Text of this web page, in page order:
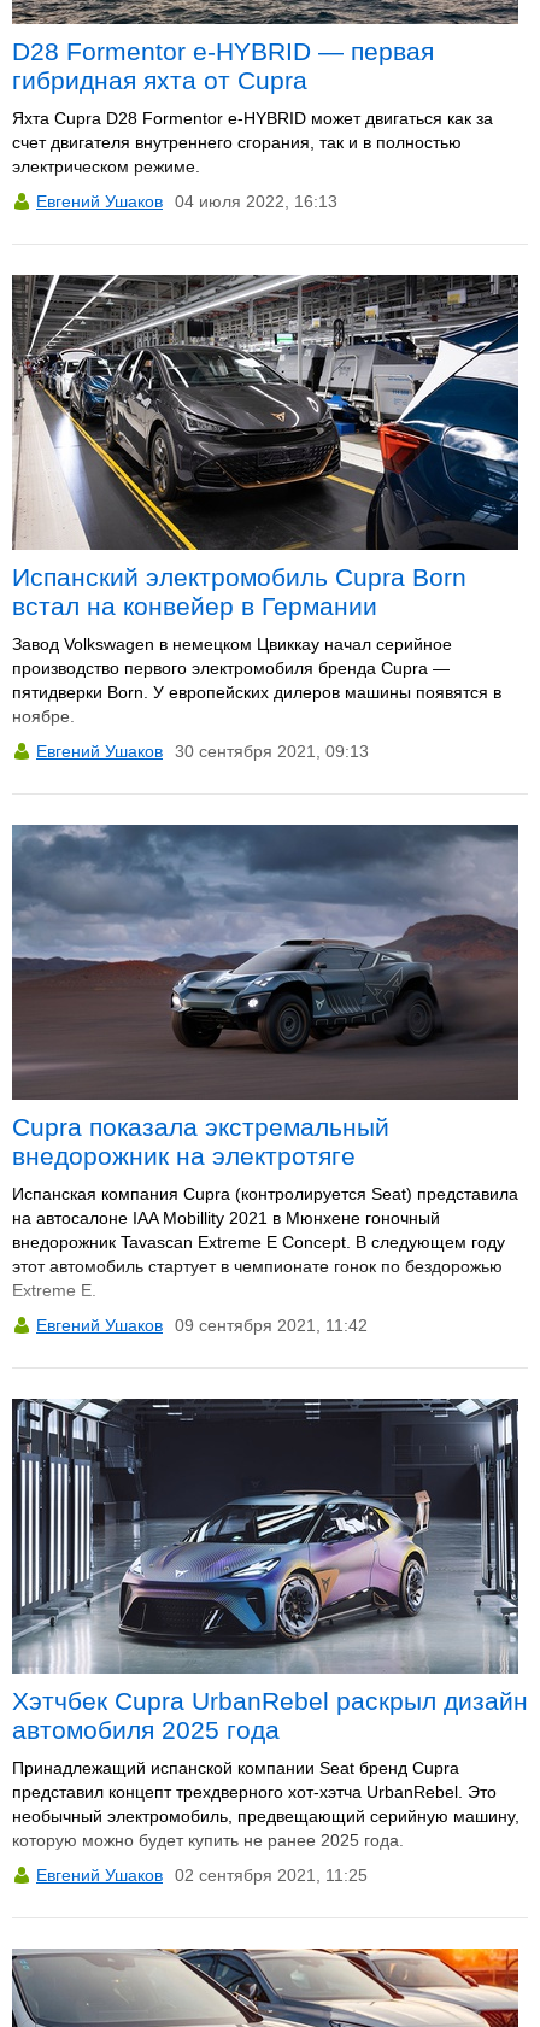
D28 Formentor e-HYBRID — первая
гибридная яхта от Cupra
Яхта Cupra D28 Formentor e-HYBRID может двигаться как за
счет двигателя внутреннего сгорания, так и в полностью
электрическом режиме.
Евгений Ушаков
04 июля 2022, 16:13
Испанский электромобиль Cupra Born
встал на конвейер в Германии
Завод Volkswagen в немецком Цвиккау начал серийное
производство первого электромобиля бренда Cupra —
пятидверки Born. У европейских дилеров машины появятся в
ноябре.
Евгений Ушаков
30 сентября 2021, 09:13
Cupra показала экстремальный
внедорожник на электротяге
Испанская компания Cupra (контролируется Seat) представила
на автосалоне IAA Mobillity 2021 в Мюнхене гоночный
внедорожник Tavascan Extreme E Concept. В следующем году
этот автомобиль стартует в чемпионате гонок по бездорожью
Extreme E.
Евгений Ушаков
09 сентября 2021, 11:42
Хэтчбек Cupra UrbanRebel раскрыл дизайн
автомобиля 2025 года
Принадлежащий испанской компании Seat бренд Cupra
представил концепт трехдверного хот-хэтча UrbanRebel. Это
необычный электромобиль, предвещающий серийную машину,
которую можно будет купить не ранее 2025 года.
Евгений Ушаков
02 сентября 2021, 11:25